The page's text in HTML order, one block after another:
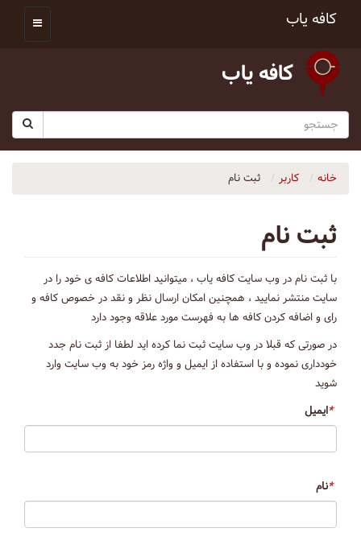
کافه یاب
کافه یاب
خانه کاربر ثبت نام
ثبت نام
با ثبت نام در وب سایت کافه یاب ، میتوانید اطلاعات کافه ی خود را در
سایت منتشر نمایید ، همچنین امکان ارسال نظر و نقد در خصوص کافه و
رای و اضافه کردن کافه ها به فهرست مورد علاقه وجود دارد
در صورتی که قبلا در وب سایت ثبت نما کرده اید لطفا از ثبت نام جدد
خودداری نموده و با استفاده از ایمیل و واژه رمز خود به وب سایت وارد
شوید
*ایمیل
*نام